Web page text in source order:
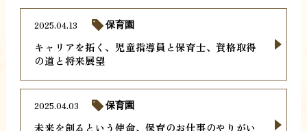
キャリアを拓く、児童指導員と保育士、資格取得
の道と将来展望
2025.04.13 保育園
未来を創るという使命、保育のお仕事のやりがい
2025.04.03 保育園